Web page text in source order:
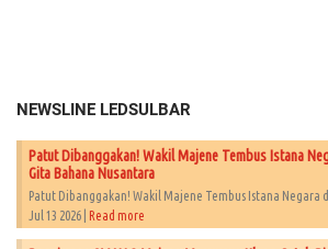
NEWSLINE LEDSULBAR
Patut Dibanggakan! Wakil Majene Tembus Istana
Gita Bahana Nusantara
Patut Dibanggakan! Wakil Majene Tembus Istana Negara
Jul 13 2026 | Read more